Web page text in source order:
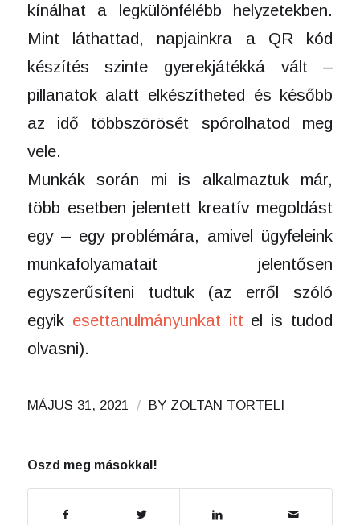
kínálhat a legkülönfélébb helyzetekben.
Mint láthattad, napjainkra a QR kód
készítés szinte gyerekjátékká vált –
pillanatok alatt elkészítheted és később
az idő többszörösét spórolhatod meg
vele.
Munkák során mi is alkalmaztuk már,
több esetben jelentett kreatív megoldást
egy – egy problémára, amivel ügyfeleink
munkafolyamatait jelentősen
egyszerűsíteni tudtuk (az erről szóló
egyik esettanulmányunkat itt el is tudod
olvasni).
MÁJUS 31, 2021 / BY ZOLTAN TORTELI
Oszd meg másokkal!